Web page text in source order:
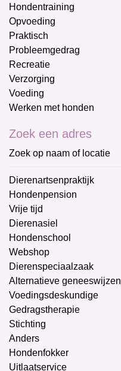
Hondentraining
Opvoeding
Praktisch
Probleemgedrag
Recreatie
Verzorging
Voeding
Werken met honden
Zoek een adres
Zoek op naam of locatie
Dierenartsenpraktijk
Hondenpension
Vrije tijd
Dierenasiel
Hondenschool
Webshop
Dierenspeciaalzaak
Alternatieve geneeswijzen
Voedingsdeskundige
Gedragstherapie
Stichting
Anders
Hondenfokker
Uitlaatservice